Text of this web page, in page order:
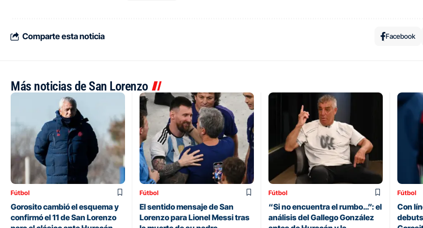
Comparte esta noticia Facebook
Más noticias de San Lorenzo
Fútbol
Gorosito cambió el esquema y
confirmó el 11 de San Lorenzo
Fútbol
El sentido mensaje de San
Lorenzo para Lionel Messi tras
Fútbol
“Si no encuentra el rumbo…”: el
análisis del Gallego González
Fútbol
Con